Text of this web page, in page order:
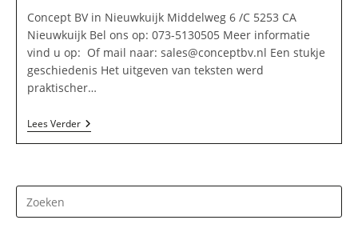
Concept BV in Nieuwkuijk Middelweg 6 /C 5253 CA
Nieuwkuijk Bel ons op: 073-5130505 Meer informatie
vind u op: Of mail naar: sales@conceptbv.nl Een stukje
geschiedenis Het uitgeven van teksten werd
praktischer…
Lees VerderConcept
BV
In
op